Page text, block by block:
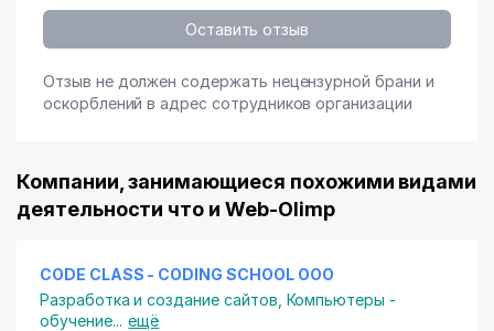
Оставить отзыв
Отзыв не должен содержать нецензурной брани и
оскорблений в адрес сотрудников организации
Компании, занимающиеся похожими видами
деятельности что и Web-Olimp
CODE CLASS - CODING SCHOOL ООО
Разработка и создание сайтов Компьютеры -
обучение... ещё